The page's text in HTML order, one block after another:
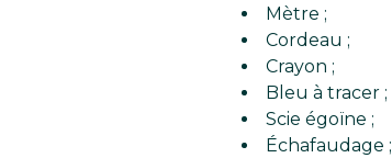
Mètre ;
Cordeau ;
Crayon ;
Bleu à tracer ;
Scie égoïne ;
Échafaudage ;